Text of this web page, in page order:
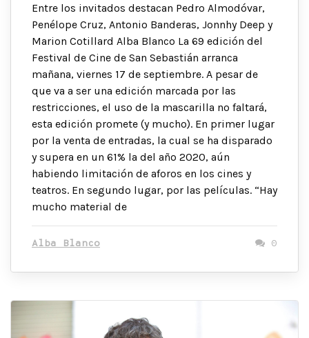
Entre los invitados destacan Pedro Almodóvar,
Penélope Cruz, Antonio Banderas, Jonnhy Deep y
Marion Cotillard Alba Blanco La 69 edición del
Festival de Cine de San Sebastián arranca
mañana, viernes 17 de septiembre. A pesar de
que va a ser una edición marcada por las
restricciones, el uso de la mascarilla no faltará,
esta edición promete (y mucho). En primer lugar
por la venta de entradas, la cual se ha disparado
y supera en un 61% la del año 2020, aún
habiendo limitación de aforos en los cines y
teatros. En segundo lugar, por las películas. “Hay
mucho material de
Alba Blanco 0